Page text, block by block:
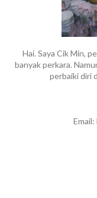
Hai. Saya Cik Min,
banyak perkara.
perbaiki diri